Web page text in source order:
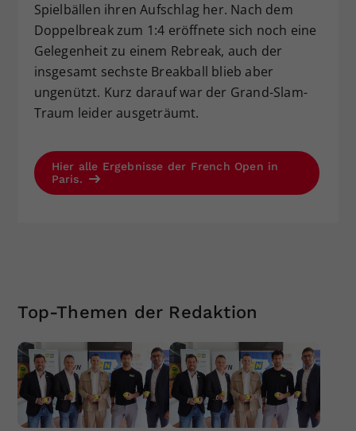
Spielbällen ihren Aufschlag her. Nach dem
Doppelbreak zum 1:4 eröffnete sich noch eine
Gelegenheit zu einem Rebreak, auch der
insgesamt sechste Breakball blieb aber
ungenützt. Kurz darauf war der Grand-Slam-
Traum leider ausgeträumt.
Hier alle Ergebnisse der French Open in
Paris.
Top-Themen der Redaktion